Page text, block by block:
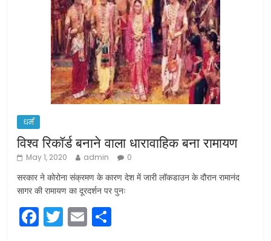
धर्म
विश्व रिकॉर्ड बनाने वाला धारावाहिक बना रामायण
May 1, 2020 admin 0
सरकार ने कोरोना संक्रमण के कारण देश में जारी लॉकडाउन के दौरान रामानंद
सागर की रामायण का दूरदर्शन पर पुनः
F T E